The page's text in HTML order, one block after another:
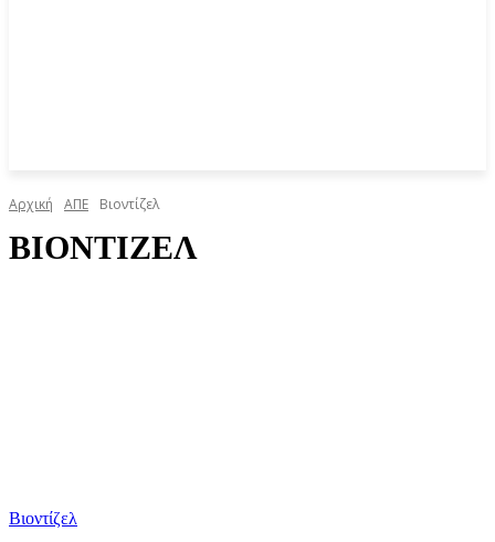
Αρχική ΑΠΕ Βιοντίζελ
ΒΙΟΝΤΊΖΕΛ
Βιοντίζελ